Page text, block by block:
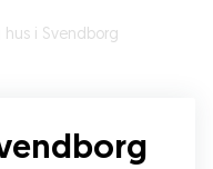
hus i Svendborg